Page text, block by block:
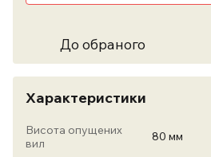
До обраного
Характеристики
Висота опущених
вил
80 мм